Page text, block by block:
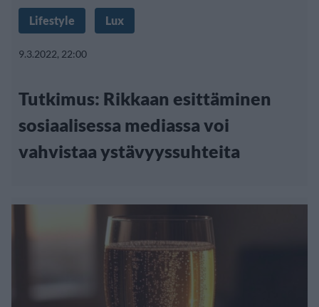
Lifestyle Lux
9.3.2022, 22:00
Tutkimus: Rikkaan esittäminen
sosiaalisessa mediassa voi
vahvistaa ystävyyssuhteita